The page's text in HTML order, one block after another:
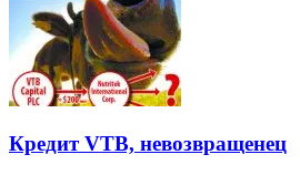
Кредит VTB, невозвращенец